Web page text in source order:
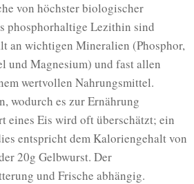
von höchster biologischer
phosphorhaltige Lezithin sind
an wichtigen Mineralien (Phosphor,
und Magnesium) und fast allen
wertvollen Nahrungsmittel.
wodurch es zur Ernährung
eines Eis wird oft überschätzt; ein
entspricht dem Kaloriengehalt von
20g Gelbwurst. Der
und Frische abhängig.